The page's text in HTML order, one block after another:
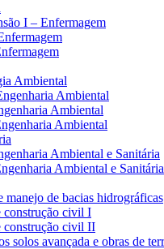
I – Enfermagem
Ambiental
Ambiental
Ambiental
Ambiental
Ambiental e Sanitária
Ambiental e Sanitária
de bacias hidrográficas
construção civil I
construção civil II
solos avançada e obras de